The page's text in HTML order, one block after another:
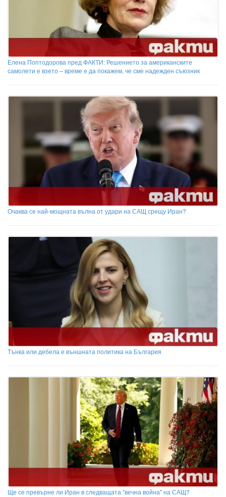
Елена Поптодорова пред ФАКТИ: Решението за американските
самолети е взето – време е да покажем, че сме надежден съюзник
Очаква се най-мощната вълна от удари на САЩ срещу Иран?
Тънка или дебела е външната политика на България
Ще се превърне ли Иран в следващата "вечна война" на САЩ?